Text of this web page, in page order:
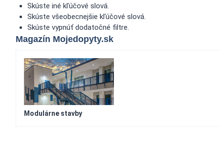
Skúste iné kľúčové slová.
Skúste všeobecnejšie kľúčové slová.
Skúste vypnúť dodatočné filtre.
Magazín Mojedopyty.sk
Modulárne stavby